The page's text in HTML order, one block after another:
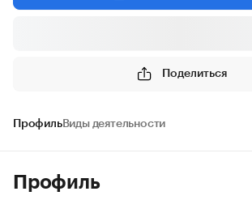
Поделиться
ПрофильВиды деятельности
Профиль